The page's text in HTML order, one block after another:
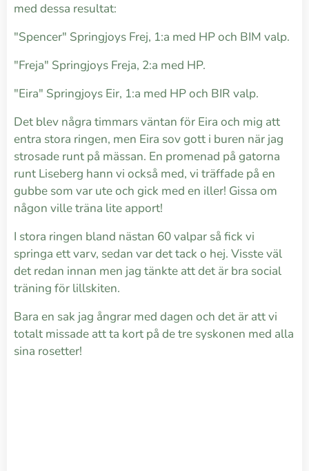
med dessa resultat:
"Spencer" Springjoys Frej, 1:a med HP och BIM valp.
"Freja" Springjoys Freja, 2:a med HP.
"Eira" Springjoys Eir, 1:a med HP och BIR valp.
Det blev några timmars väntan för Eira och mig att
entra stora ringen, men Eira sov gott i buren när jag
strosade runt på mässan. En promenad på gatorna
runt Liseberg hann vi också med, vi träffade på en
gubbe som var ute och gick med en iller! Gissa om
någon ville träna lite apport!
I stora ringen bland nästan 60 valpar så fick vi
springa ett varv, sedan var det tack o hej. Visste väl
det redan innan men jag tänkte att det är bra social
träning för lillskiten.
Bara en sak jag ångrar med dagen och det är att vi
totalt missade att ta kort på de tre syskonen med alla
sina rosetter!